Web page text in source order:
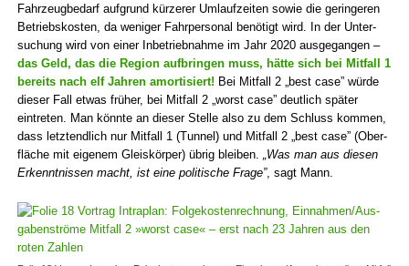
Fahr­zeug­bedarf aufgrund kürzerer Umlauf­zeiten sowie die geringeren
Betriebs­kosten, da weniger Fahr­personal benötigt wird. In der Unter­
suchung wird von einer Inbetrieb­nahme im Jahr 2020 ausgegangen –
das Geld, das die Region aufbringen muss, hätte sich bei Mitfall 1
bereits nach elf Jahren amortisiert! Bei Mitfall 2 „best case” würde
dieser Fall etwas früher, bei Mitfall 2 „worst case” deutlich später
eintreten. Man könnte an dieser Stelle also zu dem Schluss kommen,
dass letzt­endlich nur Mitfall 1 (Tunnel) und Mitfall 2 „best case” (Ober­
fläche mit eigenem Gleis­körper) übrig bleiben.
„Was man aus diesen
Erkennt­nissen macht, ist eine politische Frage”, sagt Mann.